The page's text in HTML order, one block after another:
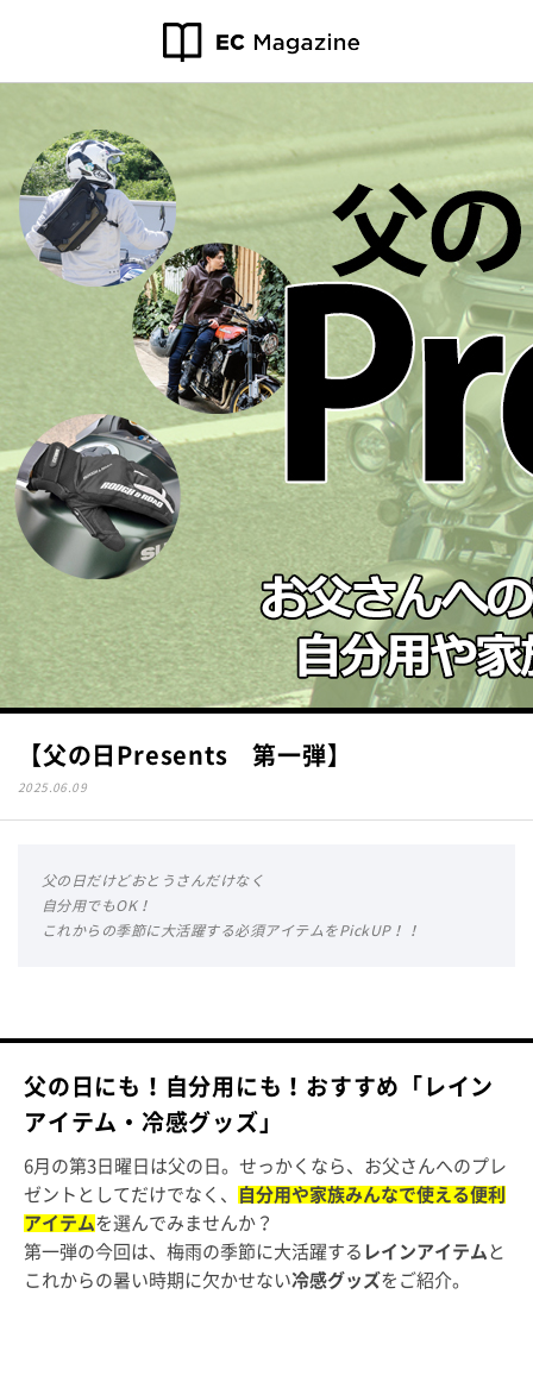
【父の日Presents 第一弾】
2025.06.09
父の日だけどおとうさんだけなく
自分用でもOK！
これからの季節に大活躍する必須アイテムをPickUP！！
父の日にも！自分用にも！おすすめ「レイン
アイテム・冷感グッズ」
6月の第3日曜日は父の日。せっかくなら、お父さんへのプレ
ゼントとしてだけでなく、
自分用や家族みんなで使える便利
アイテム を選んでみませんか？
第一弾の今回は、梅雨の季節に大活躍する レインアイテム と
これからの暑い時期に欠かせない冷感グッズをご紹介。